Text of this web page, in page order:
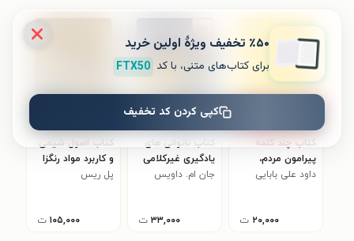
کتاب چند کلمه
پیرامون مردم،
فرهنگ و سیاست
داود علی بابایی
۲۰,۰۰۰ ت
کتاب ناتوانی های
یادگیری غیرکلامی
جان ام. داویس
۳۳,۰۰۰ ت
کتاب اصول شیمی
و کاربرد مواد رنگزا
پل ریس
۱۰۵,۰۰۰ ت
٪۵۰ تخفیف ویژۀ اولین خرید
برای کتاب‌های متنی، با کد FTX50
کپی کردن کد تخفیف